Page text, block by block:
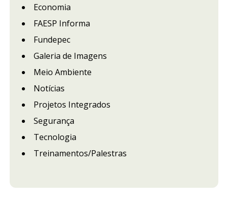
Economia
FAESP Informa
Fundepec
Galeria de Imagens
Meio Ambiente
Notícias
Projetos Integrados
Segurança
Tecnologia
Treinamentos/Palestras